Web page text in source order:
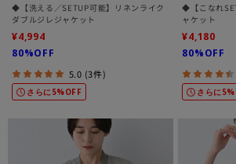
◆【洗える／SETUP可能】リネンライク
ダブルジレジャケット
¥4,994
80%OFF
5.0 (3件)
さらに5%OFF
◆【こなれ
ャケット
¥4,180
80%OFF
さらに